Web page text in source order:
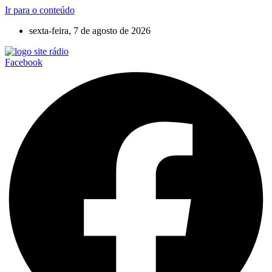
Ir para o conteúdo
sexta-feira, 7 de agosto de 2026
Facebook